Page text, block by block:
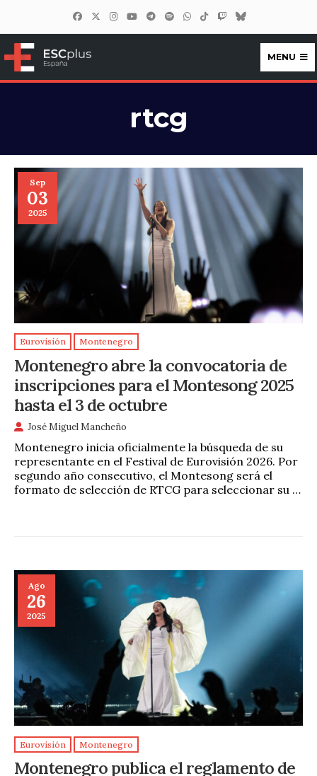
ESCplus España
MENU
rtcg
Sep
03
2025
Eurovisión Montenegro
Montenegro abre la convocatoria de
inscripciones para el Montesong 2025
hasta el 3 de octubre
José Miguel Mancheño
Montenegro inicia oficialmente la búsqueda de su
representante en el Festival de Eurovisión 2026. Por
segundo año consecutivo, el Montesong será el
formato de selección de RTCG para seleccionar su …
Ago
26
2025
Eurovisión Montenegro
Montenegro publica el reglamento de